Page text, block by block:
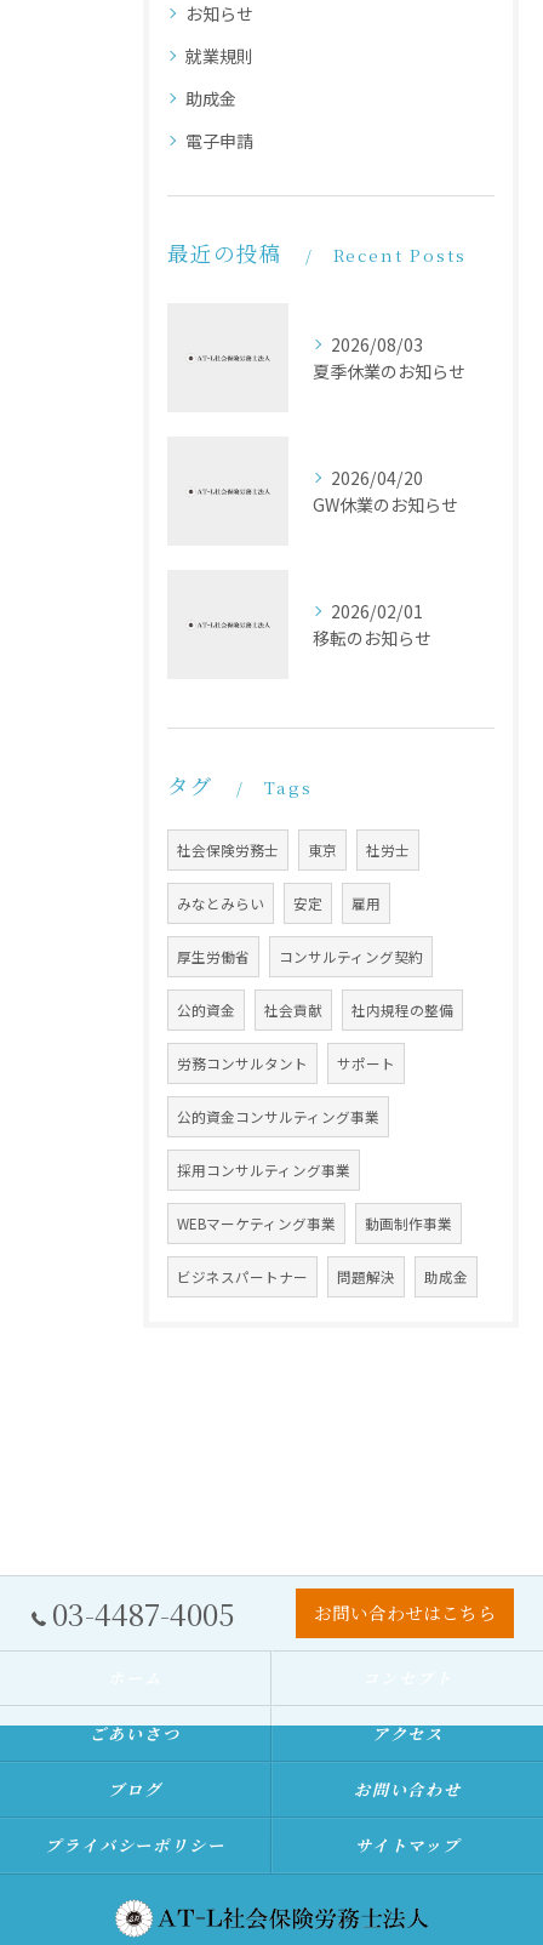
お知らせ
就業規則
助成金
電子申請
最近の投稿 Recent Posts
2026/08/03
夏季休業のお知らせ
2026/04/20
GW休業のお知らせ
2026/02/01
移転のお知らせ
タグ Tags
社会保険労務士 東京 社労士
みなとみらい 安定 雇用
厚生労働省 コンサルティング契約
公的資金 社会貢献 社内規程の整備
労務コンサルタント サポート
公的資金コンサルティング事業
採用コンサルティング事業
WEBマーケティング事業 動画制作事業
ビジネスパートナー 問題解決 助成金
03-4487-4005 お問い合わせはこちら
ごあいさつ アクセス
ブログ お問い合わせ
プライバシーポリシー サイトマップ